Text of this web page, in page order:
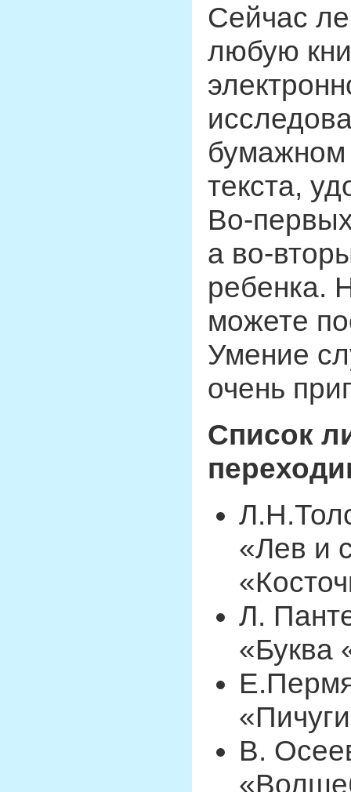
Сейчас
любую
бумажном
текста,
Во-
а во-
ребенка.
можете
Умение
очень
Список
«Лев и
Л.
«Буква
В.